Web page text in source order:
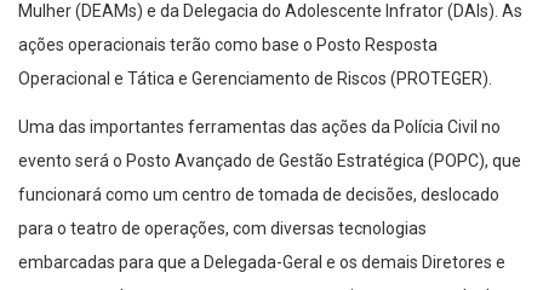
Mulher (DEAMs) e da Delegacia do Adolescente Infrator (DAIs). As
ações operacionais terão como base o Posto Resposta
Operacional e Tática e Gerenciamento de Riscos (PROTEGER).
Uma das importantes ferramentas das ações da Polícia Civil no
evento será o Posto Avançado de Gestão Estratégica (POPC), que
funcionará como um centro de tomada de decisões, deslocado
para o teatro de operações, com diversas tecnologias
embarcadas para que a Delegada-Geral e os demais Diretores e